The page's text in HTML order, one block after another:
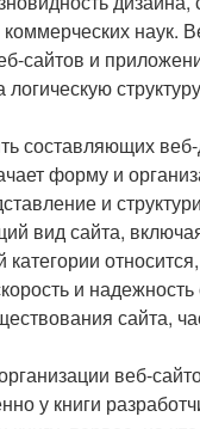
наук.
сайтов и
логическую
составляющих
форму и
и
вид сайта,
категории
и
сайта,
веб-
у книги